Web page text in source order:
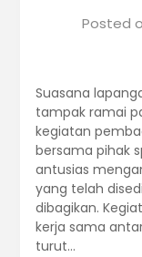
Posted
Suasana
tampak ramai
kegiatan
bersama pihak
antusias
yang telah
dibagikan.
kerja sama
turut…